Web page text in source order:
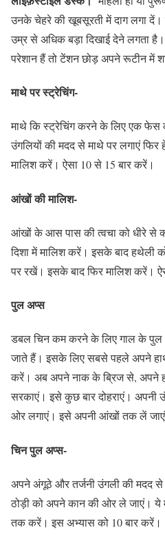
उनके चेहरे की खूबसूरती में दाग लगा दें।
उम्र से अधिक बड़ा दिखाई देने लगता
परेशान हैं तो टेंशन छोड़ अपने रूटीन में
माथे पर स्ट्रेचिंग-
माथे कि स्ट्रेचिंग करने के लिए एक फेस
उंगलियों की मदद से माथे पर लगाएं
मालिश करें। ऐसा 10 से 15 बार करें।
आंखों की मालिश-
आंखों के आस पास की त्वचा को धीरे से
दिशा में मालिश करें। इसके बाद
पर रखें। इसके बाद फिर मालिश करें।
पुल अप्स
डबल चिन कम करने के लिए गाल के पुल
जाते हैं। इसके लिए सबसे पहले अपने
करें। अब अपने नाक के ब्रिज से, अपने
सरकाएं। इसे कुछ बार दोहराएं। अपनी
ओर लगाएं। इसे अपनी आंखों तक लें
चिन पुल अप्स-
अपने अंगूठे और तर्जनी उंगली की मदद
ठोड़ी को अपने कान की ओर ले जाएं।
तक करें। इस अभ्यास को 10 बार करें।